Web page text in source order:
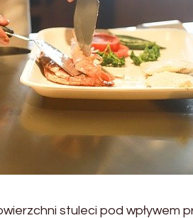
stuleci pod wpływem